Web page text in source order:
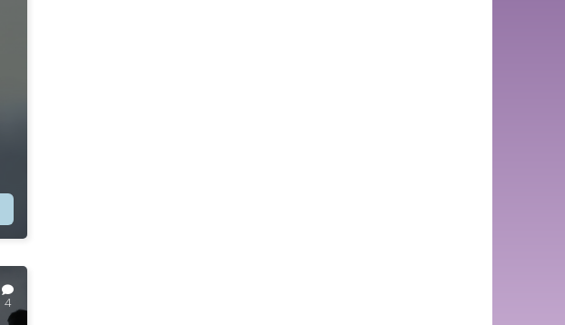
4